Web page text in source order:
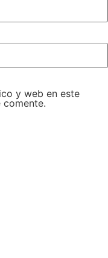
y web en este